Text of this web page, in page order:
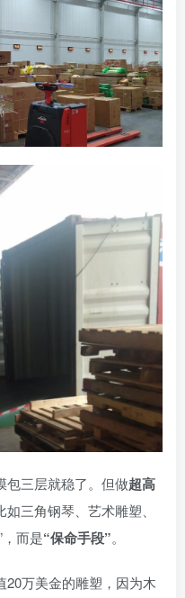
包三层就稳了。但做超高
如三角钢琴、艺术雕塑、
而是“保命手段”。
万美金的雕塑，因为木